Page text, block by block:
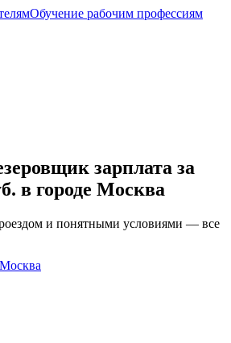
Обучение рабочим профессиям
зарплата за
в городе Москва
и понятными условиями — все